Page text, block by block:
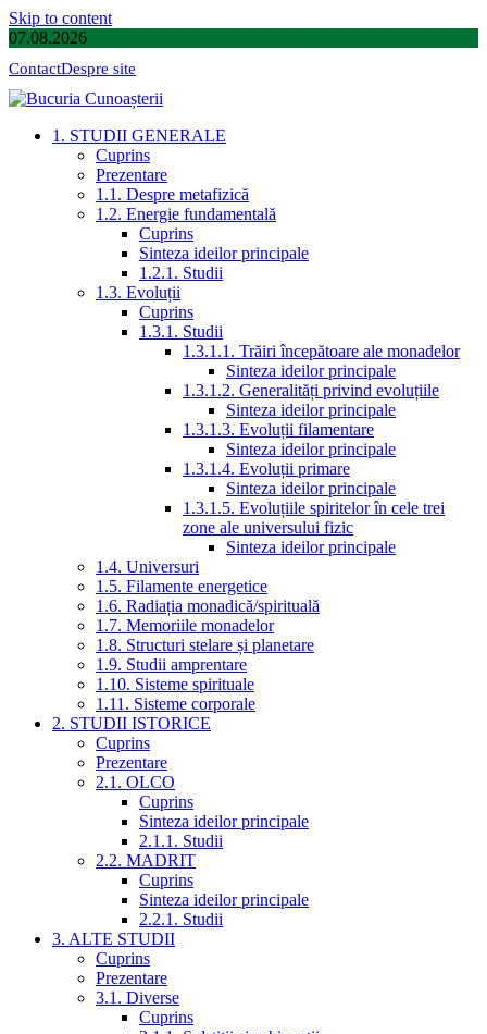
Skip to content
07.08.2026
ContactDespre site
1. STUDII GENERALE
Cuprins
Prezentare
1.1. Despre metafizică
1.2. Energie fundamentală
Cuprins
Sinteza ideilor principale
1.2.1. Studii
1.3. Evoluții
Cuprins
1.3.1. Studii
1.3.1.1. Trăiri începătoare ale monadelor
Sinteza ideilor principale
1.3.1.2. Generalități privind evoluțiile
Sinteza ideilor principale
1.3.1.3. Evoluții filamentare
Sinteza ideilor principale
1.3.1.4. Evoluții primare
Sinteza ideilor principale
1.3.1.5. Evoluțiile spiritelor în cele trei
zone ale universului fizic
Sinteza ideilor principale
1.4. Universuri
1.5. Filamente energetice
1.6. Radiația monadică/spirituală
1.7. Memoriile monadelor
1.8. Structuri stelare și planetare
1.9. Studii amprentare
1.10. Sisteme spirituale
1.11. Sisteme corporale
2. STUDII ISTORICE
Cuprins
Prezentare
2.1. OLCO
Cuprins
Sinteza ideilor principale
2.1.1. Studii
2.2. MADRIT
Cuprins
Sinteza ideilor principale
2.2.1. Studii
3. ALTE STUDII
Cuprins
Prezentare
3.1. Diverse
Cuprins